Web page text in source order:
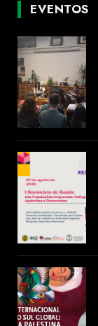
EVENTOS